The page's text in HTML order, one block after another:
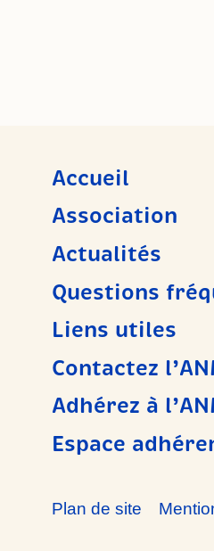
Accueil
Association
Actualités
Questions
Liens utiles
Contactez
Adhérez à
Espace
Plan de site